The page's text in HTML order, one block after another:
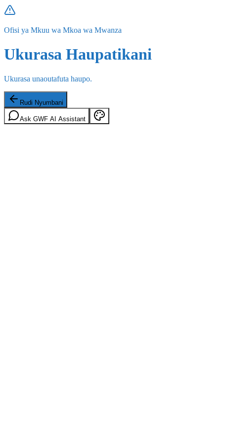
Ofisi ya Mkuu wa Mkoa wa Mwanza
Ukurasa Haupatikani
Ukurasa unaoutafuta haupo.
Rudi Nyumbani
Ask GWF AI Assistant